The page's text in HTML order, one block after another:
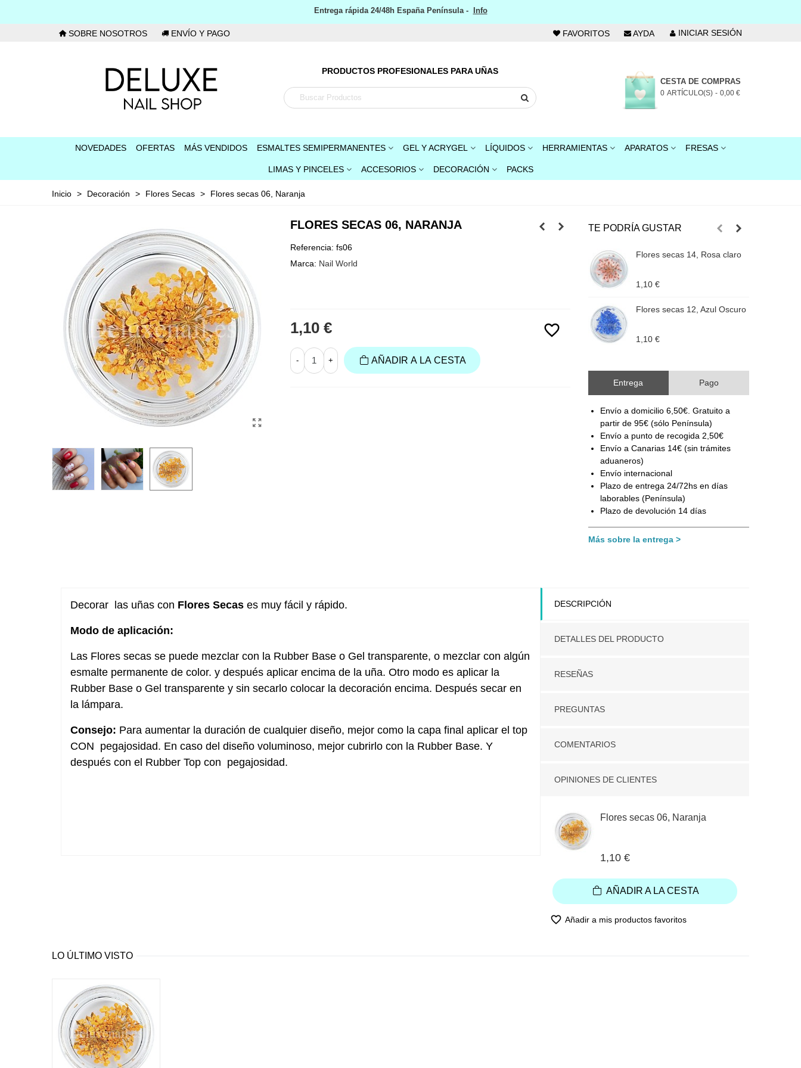
Entrega rápida 24/48h España Península - Info
SOBRE NOSOTROS ENVÍO Y PAGO FAVORITOS AYDA INICIAR SESIÓN
PRODUCTOS PROFESIONALES PARA UÑAS
CESTA DE COMPRAS
0 ARTÍCULO(S) - 0,00 €
NOVEDADES OFERTAS MÁS VENDIDOS ESMALTES SEMIPERMANENTES GEL Y ACRYGEL LÍQUIDOS HERRAMIENTAS APARATOS FRESAS
LIMAS Y PINCELES ACCESORIOS DECORACIÓN PACKS
Inicio > Decoración > Flores Secas > Flores secas 06, Naranja
FLORES SECAS 06, NARANJA
Referencia: fs06
Marca: Nail World
favorite_border
1,10 €
- + AÑADIR A LA CESTA
TE PODRÍA GUSTAR
Flores secas 14, Rosa claro
1,10 €
Flores secas 12, Azul Oscuro
1,10 €
Entrega Pago
Envío a domicilio 6,50€. Gratuito a
partir de 95€ (sólo Península)
Envío a punto de recogida 2,50€
Envío a Canarias 14€ (sin trámites
aduaneros)
Envío internacional
Plazo de entrega 24/72hs en días
laborables (Península)
Plazo de devolución 14 días
Más sobre la entrega
DESCRIPCIÓN
DETALLES DEL PRODUCTO
RESEÑAS
PREGUNTAS
COMENTARIOS
OPINIONES DE CLIENTES
Flores secas 06, Naranja
1,10 €
AÑADIR A LA CESTA
favorite_border Añadir a mis productos favoritos
Decorar las uñas con Flores Secas es muy fácil y rápido.
Modo de aplicación:
Las Flores secas se puede mezclar con la Rubber Base o Gel transparente, o mezclar con algún
esmalte permanente de color. y después aplicar encima de la uña. Otro modo es aplicar la
Rubber Base o Gel transparente y sin secarlo colocar la decoración encima. Después secar en
la lámpara.
Consejo: Para aumentar la duración de cualquier diseño, mejor como la capa final aplicar el top
CON pegajosidad. En caso del diseño voluminoso, mejor cubrirlo con la Rubber Base. Y
después con el Rubber Top con pegajosidad.
LO ÚLTIMO VISTO